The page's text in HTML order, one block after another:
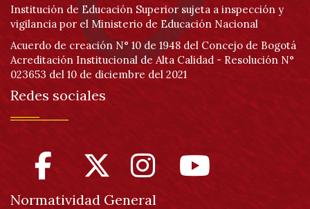
Institución de Educación Superior sujeta a inspección y
vigilancia por el Ministerio de Educación Nacional
Acuerdo de creación N° 10 de 1948 del Concejo de Bogotá
Acreditación Institucional de Alta Calidad - Resolución N°
023653 del 10 de diciembre del 2021
Redes sociales
Normatividad General